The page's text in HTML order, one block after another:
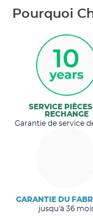
Pourquoi
SERVICE
RECHANGE
Garantie de service
GARANTIE DU
jusqu'à 36